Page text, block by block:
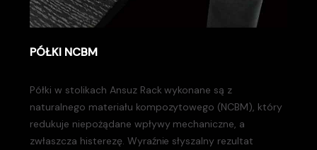
PÓŁKI NCBM
Półki w stolikach Ansuz Rack wykonane są z
naturalnego materiału kompozytowego (NCBM), który
redukuje niepożądane wpływy mechaniczne, a
zwłaszcza histerezę. Wyraźnie słyszalny rezultat